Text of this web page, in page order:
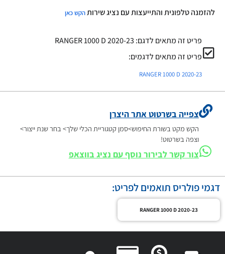
להזמנה טלפונית והתייעצות עם נציג שירותהקש כאן
פריט זה מתאים לדגם:RANGER 1000 D 2020-23
פריט זה מתאים לדגמים:
RANGER 1000 D 2020-23
צפייה בשרטוט אתר היצרן
הקש מקט בשורת החיפוש>סמן קטגוריית הכלי שלך> בחר שנת ייצור>
וצפה בשרטוט!
צור קשר לבירור נוסף עם נציג בווצאפ
דגמי פולריס תואמים לפריט:
RANGER 1000 D 2020-23